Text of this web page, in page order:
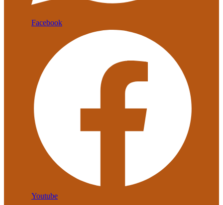
Facebook
Youtube